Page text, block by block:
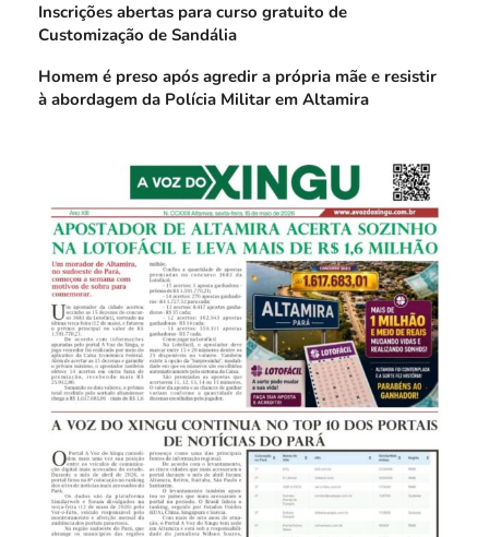
Inscrições abertas para curso gratuito de
Customização de Sandália
Homem é preso após agredir a própria mãe e resistir
à abordagem da Polícia Militar em Altamira